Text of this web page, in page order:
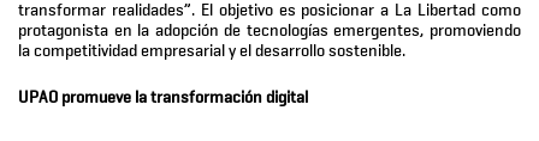
transformar realidades”. El objetivo es posicionar a La Libertad como
protagonista en la adopción de tecnologías emergentes, promoviendo
la competitividad empresarial y el desarrollo sostenible.
UPAO promueve la transformación digital